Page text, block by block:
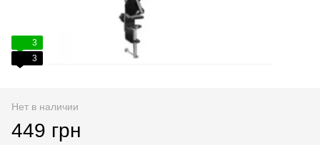
3
3
Нет в наличии
449 грн